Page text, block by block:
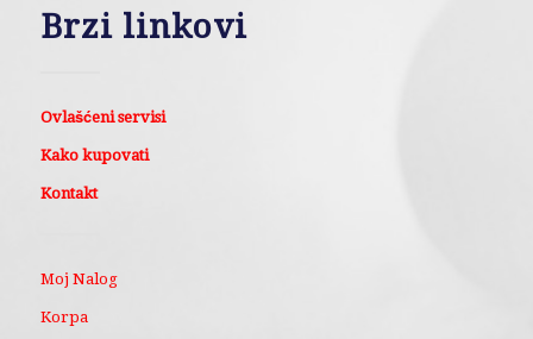
Brzi linkovi
Ovlašćeni servisi
Kako kupovati
Kontakt
Moj Nalog
Korpa